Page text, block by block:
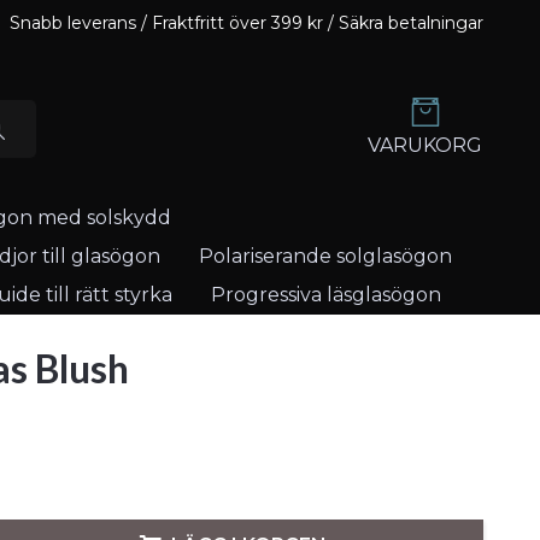
Snabb leverans / Fraktfritt över 399 kr / Säkra betalningar
VARUKORG
med solskydd
till glasögon
Polariserande solglasögon
till rätt styrka Progressiva läsglasögon
Blush